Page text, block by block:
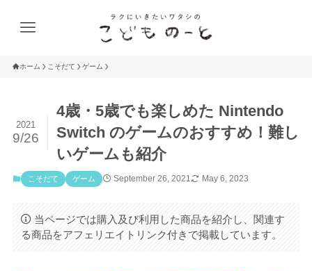
ホーム こそだて ゲーム
4歳・5歳でも楽しめた Nintendo
Switch のゲームのおすすめ！難し
いゲームも紹介
2021
9/26
こそだて ゲーム September 26, 2021 May 6, 2023
当ページでは購入及び利用した商品を紹介し、関連す
る商品をアフェリエイトリンク付きで掲載しています。